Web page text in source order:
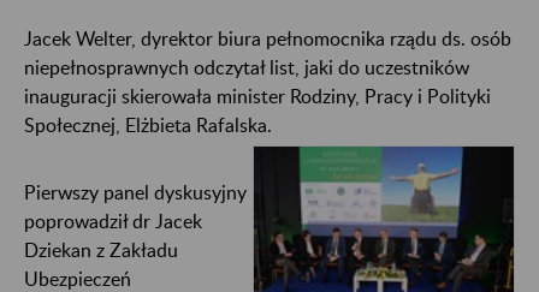
Jacek Welter, dyrektor biura pełnomocnika rządu ds. osób
niepełnosprawnych odczytał list, jaki do uczestników
inauguracji skierowała minister Rodziny, Pracy i Polityki
Społecznej, Elżbieta Rafalska.
Pierwszy panel dyskusyjny
poprowadził dr Jacek
Dziekan z Zakładu
Ubezpieczeń